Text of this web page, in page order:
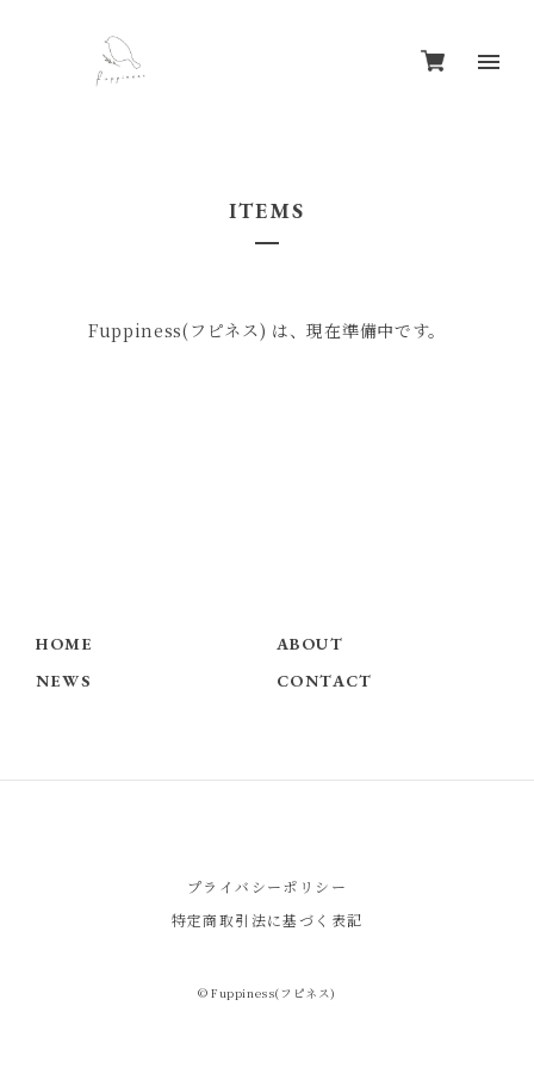
ITEMS
Fuppiness(フピネス) は、現在準備中です。
HOME
ABOUT
NEWS
CONTACT
プライバシーポリシー
特定商取引法に基づく表記
© Fuppiness(フピネス)